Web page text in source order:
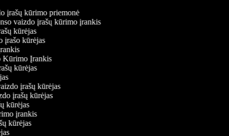
įrašų kūrimo priemonė
vaizdo įrašų kūrimo įrankis
kūrėjas
įrašo kūrėjas
Kūrimo Įrankis
kūrėjas
įrašų kūrėjas
įrašų kūrėjas
kūrėjas
įrankis
kūrėjas